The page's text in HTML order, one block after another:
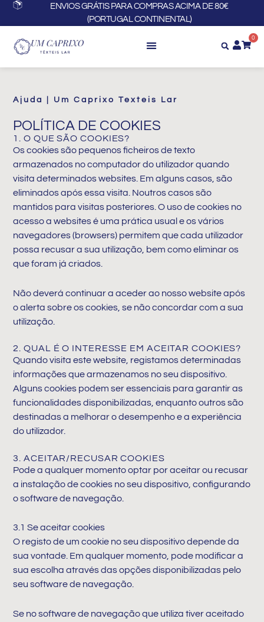
Skip
ENVIOS GRÁTIS PARA COMPRAS ACIMA DE 80€
(PORTUGAL CONTINENTAL)
0
Ajuda | Um Caprixo Texteis Lar
POLÍTICA DE COOKIES
1. O QUE SÃO COOKIES?
Os cookies são pequenos ficheiros de texto
armazenados no computador do utilizador quando
visita determinados websites. Em alguns casos, são
eliminados após essa visita. Noutros casos são
mantidos para visitas posteriores. O uso de cookies no
acesso a websites é uma prática usual e os vários
navegadores (browsers) permitem que cada utilizador
possa recusar a sua utilização, bem como eliminar os
que foram já criados.
Não deverá continuar a aceder ao nosso website após
o alerta sobre os cookies, se não concordar com a sua
utilização.
2. QUAL É O INTERESSE EM ACEITAR COOKIES?
Quando visita este website, registamos determinadas
informações que armazenamos no seu dispositivo.
Alguns cookies podem ser essenciais para garantir as
funcionalidades disponibilizadas, enquanto outros são
destinadas a melhorar o desempenho e a experiência
do utilizador.
3. ACEITAR/RECUSAR COOKIES
Pode a qualquer momento optar por aceitar ou recusar
a instalação de cookies no seu dispositivo, configurando
o software de navegação.
3.1 Se aceitar cookies
O registo de um cookie no seu dispositivo depende da
sua vontade. Em qualquer momento, pode modificar a
sua escolha através das opções disponibilizadas pelo
seu software de navegação.
Se no software de navegação que utiliza tiver aceitado